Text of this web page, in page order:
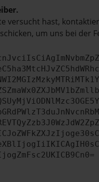
versucht hast,
um uns bei der